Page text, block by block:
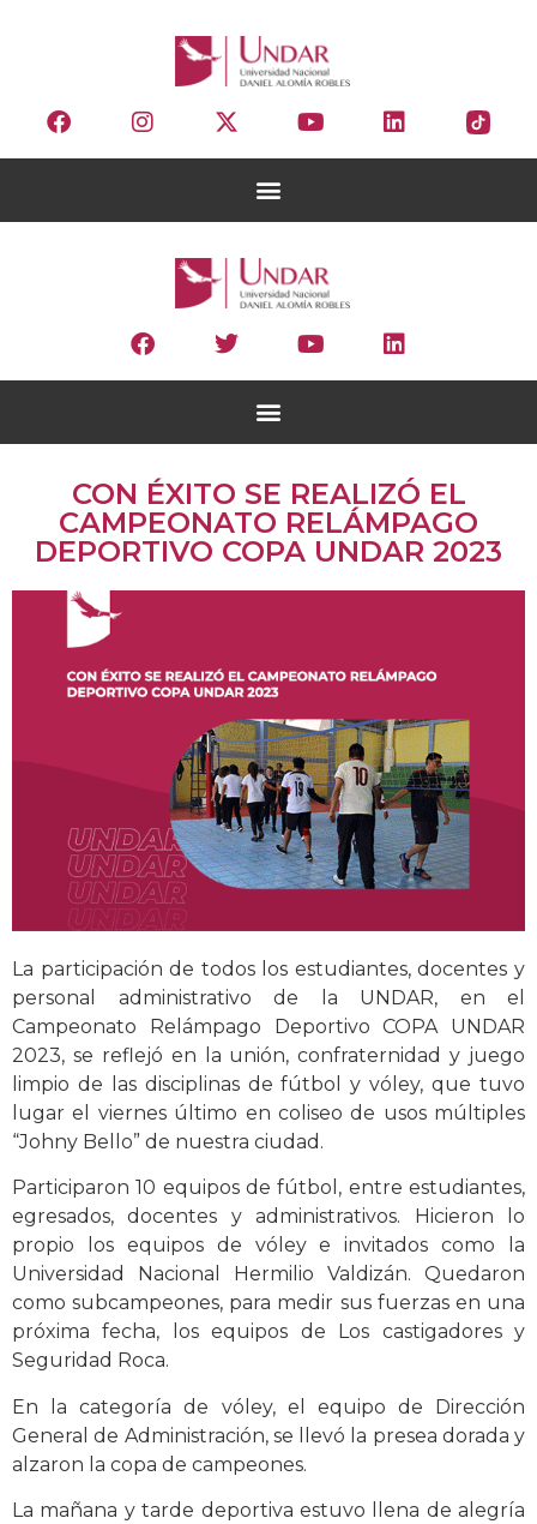
CON ÉXITO SE REALIZÓ EL
CAMPEONATO RELÁMPAGO
DEPORTIVO COPA UNDAR 2023
La participación de todos los estudiantes, docentes y
personal administrativo de la UNDAR, en el
Campeonato Relámpago Deportivo COPA UNDAR
2023, se reflejó en la unión, confraternidad y juego
limpio de las disciplinas de fútbol y vóley, que tuvo
lugar el viernes último en coliseo de usos múltiples
“Johny Bello” de nuestra ciudad.
Participaron 10 equipos de fútbol, entre estudiantes,
egresados, docentes y administrativos. Hicieron lo
propio los equipos de vóley e invitados como la
Universidad Nacional Hermilio Valdizán. Quedaron
como subcampeones, para medir sus fuerzas en una
próxima fecha, los equipos de Los castigadores y
Seguridad Roca.
En la categoría de vóley, el equipo de Dirección
General de Administración, se llevó la presea dorada y
alzaron la copa de campeones.
La mañana y tarde deportiva estuvo llena de alegría